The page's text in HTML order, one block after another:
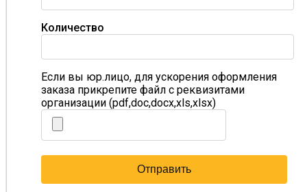
Количество
Если вы юр.лицо, для ускорения оформления
заказа прикрепите файл с реквизитами
организации (pdf,doc,docx,xls,xlsx)